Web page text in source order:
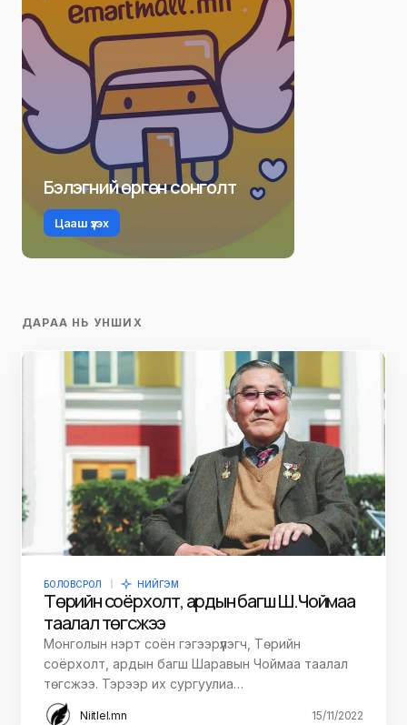
Бэлэгний өргөн сонголт
Цааш үзэх
ДАРАА НЬ УНШИХ
БОЛОВСРОЛ НИЙГЭМ
Төрийн соёрхолт, ардын багш Ш.Чоймаа
таалал төгсжээ
Монголын нэрт соён гэгээрүүлэгч, Төрийн
соёрхолт, ардын багш Шаравын Чоймаа таалал
төгсжээ. Тэрээр их сургуулиа…
Niitlel.mn 15/11/2022